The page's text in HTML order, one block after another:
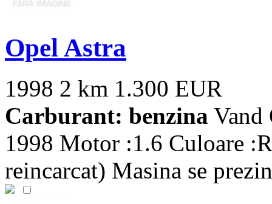
Opel Astra
1998 2 km 1.300 EUR
Carburant: benzina Vand
1998 Motor :1.6 Culoare
reincarcat) Masina se